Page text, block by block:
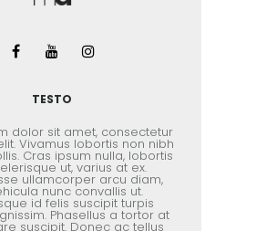
TESTO
dolor sit amet, consectetur
Vivamus lobortis non nibh
Cras ipsum nulla, lobortis
ut, varius at ex.
ullamcorper arcu diam,
nunc convallis ut.
id felis suscipit turpis
Phasellus a tortor at
suscipit. Donec ac tellus